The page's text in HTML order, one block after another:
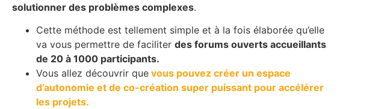
solutionner des problèmes complexes.
Cette méthode est tellement simple et à la fois élaborée qu’elle
va vous permettre de faciliter des forums ouverts accueillants
de 20 à 1000 participants.
Vous allez découvrir que vous pouvez créer un espace
d’autonomie et de co-création super puissant pour accélérer
les projets.